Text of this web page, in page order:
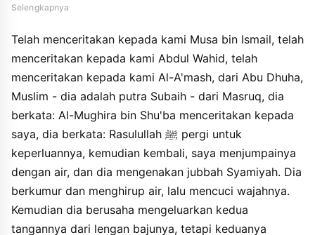
famadhmadha wastansyaqa waghasala wajhahu, fadzahaba
waala khuffayhi.
Selengkapnya
Telah menceritakan kepada kami Musa bin Ismail, telah
menceritakan kepada kami Abdul Wahid, telah
menceritakan kepada kami Al-A'mash, dari Abu Dhuha,
Muslim - dia adalah putra Subaih - dari Masruq, dia
berkata: Al-Mughira bin Shu'ba menceritakan kepada
saya, dia berkata: Rasulullah ﷺ pergi untuk
keperluannya, kemudian kembali, saya menjumpainya
dengan air, dan dia mengenakan jubbah Syamiyah. Dia
berkumur dan menghirup air, lalu mencuci wajahnya.
Kemudian dia berusaha mengeluarkan kedua
tangannya dari lengan bajunya, tetapi keduanya